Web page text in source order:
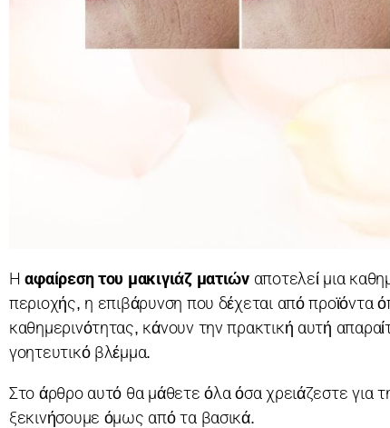
Ηαφαίρεση του μακιγιάζ ματιώναποτελεί μια
περιοχής, η επιβάρυνση που δέχεται από προϊόντα
καθημερινότητας, κάνουν την πρακτική αυτή
γοητευτικό βλέμμα.
Στο άρθρο αυτό θα μάθετε όλα όσα χρειάζεστε για
ξεκινήσουμε όμως από τα βασικά.